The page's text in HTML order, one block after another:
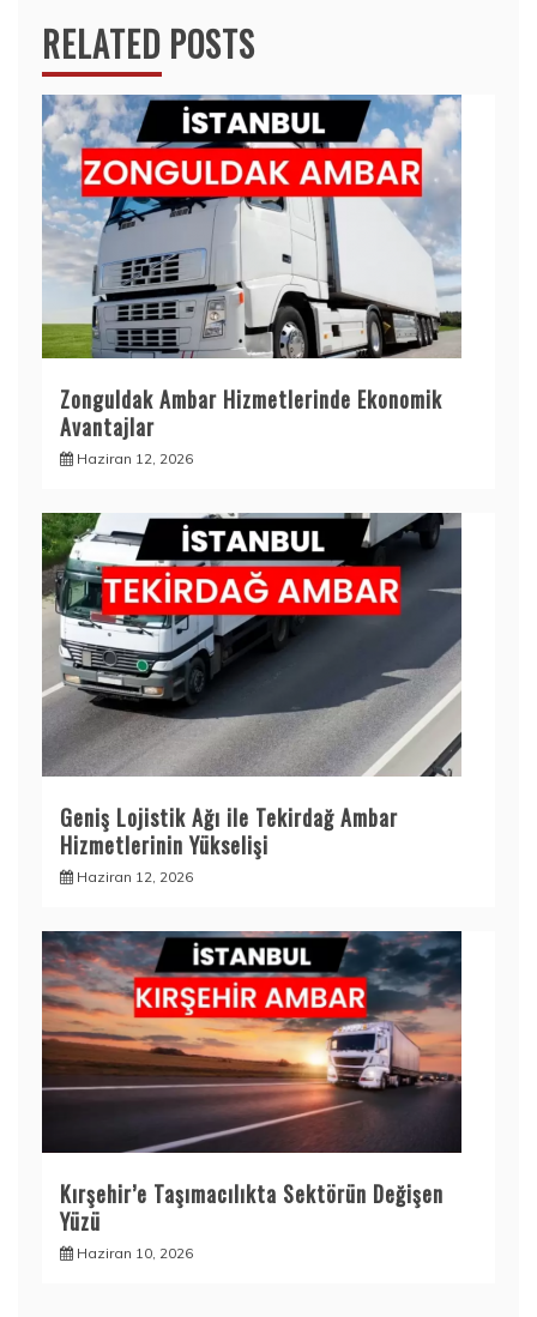
RELATED POSTS
Zonguldak Ambar Hizmetlerinde Ekonomik
Avantajlar
Haziran 12, 2026
Geniş Lojistik Ağı ile Tekirdağ Ambar
Hizmetlerinin Yükselişi
Haziran 12, 2026
Kırşehir’e Taşımacılıkta Sektörün Değişen
Yüzü
Haziran 10, 2026